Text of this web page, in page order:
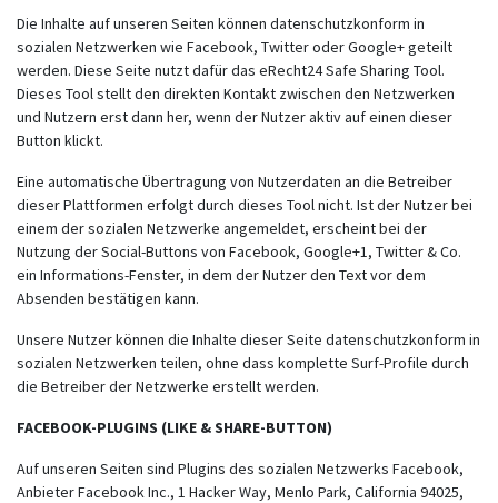
Die Inhalte auf unseren Seiten können datenschutzkonform in
sozialen Netzwerken wie Facebook, Twitter oder Google+ geteilt
werden. Diese Seite nutzt dafür das eRecht24 Safe Sharing Tool.
Dieses Tool stellt den direkten Kontakt zwischen den Netzwerken
und Nutzern erst dann her, wenn der Nutzer aktiv auf einen dieser
Button klickt.
Eine automatische Übertragung von Nutzerdaten an die Betreiber
dieser Plattformen erfolgt durch dieses Tool nicht. Ist der Nutzer bei
einem der sozialen Netzwerke angemeldet, erscheint bei der
Nutzung der Social-Buttons von Facebook, Google+1, Twitter & Co.
ein Informations-Fenster, in dem der Nutzer den Text vor dem
Absenden bestätigen kann.
Unsere Nutzer können die Inhalte dieser Seite datenschutzkonform in
sozialen Netzwerken teilen, ohne dass komplette Surf-Profile durch
die Betreiber der Netzwerke erstellt werden.
FACEBOOK-PLUGINS (LIKE & SHARE-BUTTON)
Auf unseren Seiten sind Plugins des sozialen Netzwerks Facebook,
Anbieter Facebook Inc., 1 Hacker Way, Menlo Park, California 94025,